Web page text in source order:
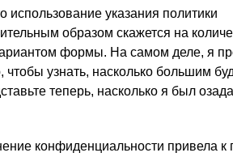
указания политики
образом скажется на
формы. На самом деле, я
узнать, насколько большим
теперь, насколько я был
конфиденциальности привела к